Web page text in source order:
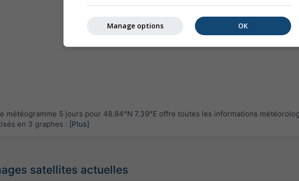
météogramme 5 jours pour 48.84°N 7.39°E offre toutes les informations
en 3 graphes : [Plus]
satellites actuelles
OK
Manage options